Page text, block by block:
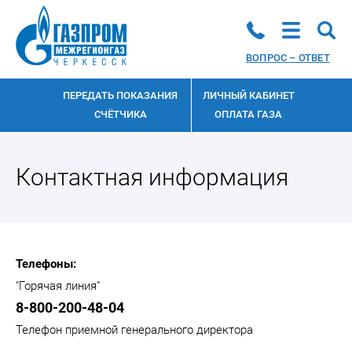
ВОПРОС – ОТВЕТ
ПЕРЕДАТЬ ПОКАЗАНИЯ
СЧЁТЧИКА
ЛИЧНЫЙ КАБИНЕТ
ОПЛАТА ГАЗА
Контактная информация
Телефоны:
"Горячая линия"
8-800-200-48-04
Телефон приемной генерального директора